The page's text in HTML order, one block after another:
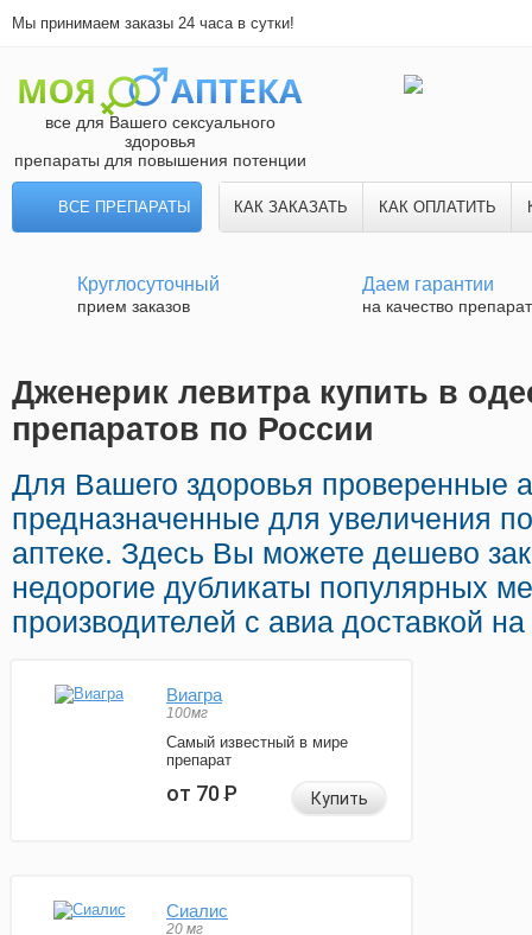
Мы принимаем заказы 24 часа в сутки!
все для Вашего сексуального
здоровья
препараты для повышения потенции
ВСЕ ПРЕПАРАТЫ КАК ЗАКАЗАТЬ КАК ОПЛАТИТЬ
Круглосуточный
прием заказов
Даем гарантии
на качество
Дженерик левитра купить в
препаратов по России
Для Вашего здоровья проверенные
предназначенные для увеличения
аптеке. Здесь Вы можете дешево
недорогие дубликаты популярных
производителей с авиа доставкой
Виагра
100мг
Самый известный в мире
препарат
от 70Р Купить
Сиалис
20 мг